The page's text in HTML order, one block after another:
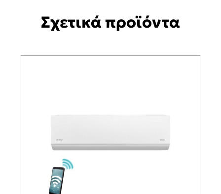
Σχετικά προϊόντα